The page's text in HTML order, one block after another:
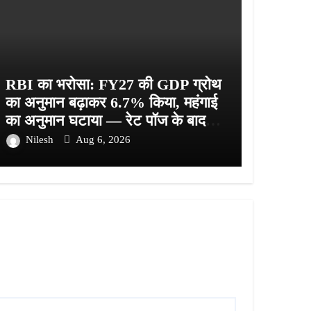
RBI का भरोसा: FY27 की GDP ग्रोथ
का अनुमान बढ़ाकर 6.7% किया, महंगाई
का अनुमान घटाया — रेट पॉज के बाद
बाजार चढ़ा, Sensex 78,581 पर बंद
Nilesh Aug 6, 2026